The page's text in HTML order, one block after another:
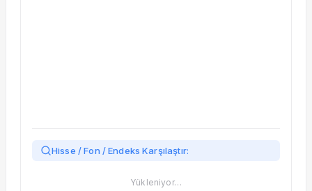
Hisse / Fon / Endeks Karşılaştır:
Yükleniyor…